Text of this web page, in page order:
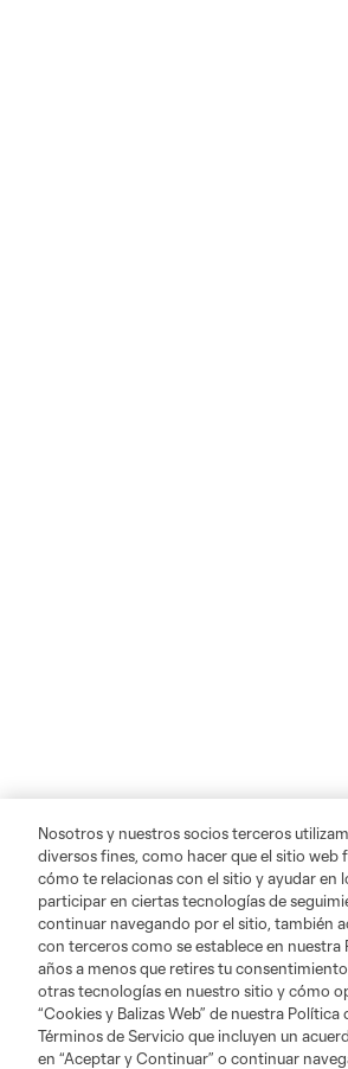
Acerca de MLS Social
Nosotros y nuestros socios terceros
diversos fines, como hacer que el sitio
cómo te relacionas con el sitio y ayudar en
participar en ciertas tecnologías de
continuar navegando por el sitio, también
con terceros como se establece en
años a menos que retires tu
otras tecnologías en nuestro sitio y cómo
“Cookies y Balizas Web” de nuestra
Términos de Servicio que incluyen un
en “Aceptar y Continuar” o continuar